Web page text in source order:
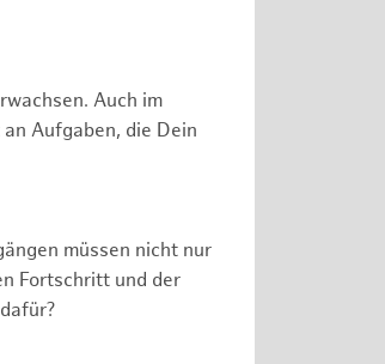
Auch im
Aufgaben, die Dein
müssen nicht nur
Fortschritt und der